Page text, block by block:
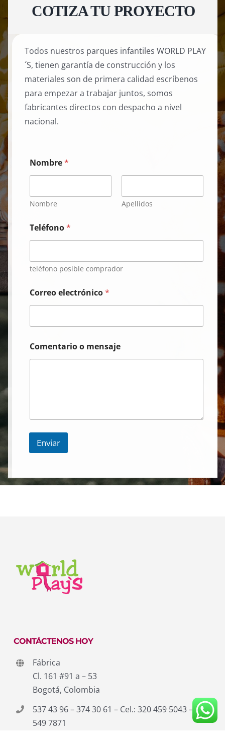
COTIZA TU PROYECTO
Todos nuestros parques infantiles WORLD PLAY
´S, tienen garantía de construcción y los
materiales son de primera calidad escríbenos
para empezar a trabajar juntos, somos
fabricantes directos con despacho a nivel
nacional.
Nombre*
Nombre Apellidos
Teléfono*
teléfono posible comprador
Correo electrónico*
Comentario o mensaje
Enviar
CONTÁCTENOS HOY
Fábrica
Cl. 161 #91 a – 53
Bogotá, Colombia
537 43 96 – 374 30 61 – Cel.: 320 459 5043 – 311
549 7871